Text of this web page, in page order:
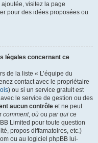
ajoutée, visitez la page
pour des idées proposées ou
légales concernant ce
de la liste « L’équipe du
contact avec le propriétaire
) ou si un service gratuit est
le service de gestion ou des
aucun contrôle et ne peut
comment, où ou par qui ce
Limited pour toute question
propos diffamatoires, etc.)
ou au logiciel phpBB lui-